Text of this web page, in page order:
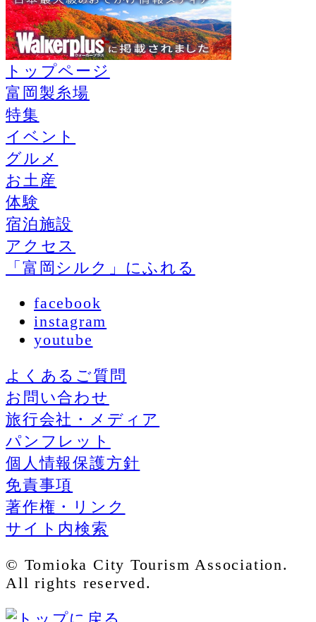
トップページ
富岡製糸場
特集
イベント
グルメ
お土産
体験
宿泊施設
アクセス
「富岡シルク」にふれる
facebook
instagram
youtube
よくあるご質問
お問い合わせ
旅行会社・メディア
パンフレット
個人情報保護方針
免責事項
著作権・リンク
サイト内検索
© Tomioka City Tourism Association.
All rights reserved.